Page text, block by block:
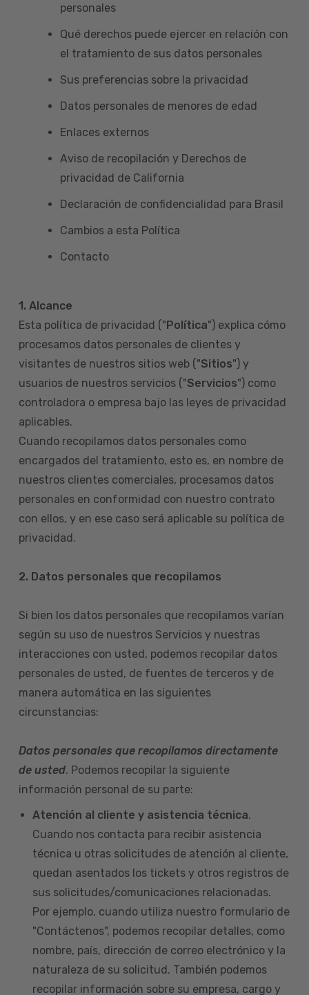
personales
Qué derechos puede ejercer en relación con
el tratamiento de sus datos personales
Sus preferencias sobre la privacidad
Datos personales de menores de edad
Enlaces externos
Aviso de recopilación y Derechos de
privacidad de California
Declaración de confidencialidad para Brasil
Cambios a esta Política
Contacto
1. Alcance
Esta política de privacidad ("Política") explica cómo
procesamos datos personales de clientes y
visitantes de nuestros sitios web ("Sitios") y
usuarios de nuestros servicios ("Servicios") como
controladora o empresa bajo las leyes de privacidad
aplicables.
Cuando recopilamos datos personales como
encargados del tratamiento, esto es, en nombre de
nuestros clientes comerciales, procesamos datos
personales en conformidad con nuestro contrato
con ellos, y en ese caso será aplicable su política de
privacidad.
2. Datos personales que recopilamos
Si bien los datos personales que recopilamos varían
según su uso de nuestros Servicios y nuestras
interacciones con usted, podemos recopilar datos
personales de usted, de fuentes de terceros y de
manera automática en las siguientes
circunstancias:
Datos personales que recopilamos directamente
de usted. Podemos recopilar la siguiente
información personal de su parte:
Atención al cliente y asistencia técnica.
Cuando nos contacta para recibir asistencia
técnica u otras solicitudes de atención al cliente,
quedan asentados los tickets y otros registros de
sus solicitudes/comunicaciones relacionadas.
Por ejemplo, cuando utiliza nuestro formulario de
"Contáctenos", podemos recopilar detalles, como
nombre, país, dirección de correo electrónico y la
naturaleza de su solicitud. También podemos
recopilar información sobre su empresa, cargo y